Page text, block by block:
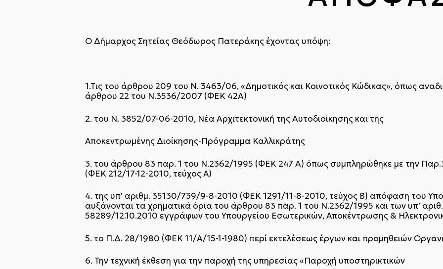
Ο Δήμαρχος Σητείας Θεόδωρος Πατεράκης έχοντας υπόψη:
1.Tις του άρθρου 209 του Ν. 3463/06, «Δημοτικός και Κοινοτικός Κώδικας», όπως
άρθρου 22 του Ν.3536/2007 (ΦΕΚ 42Α)
2. του Ν. 3852/07-06-2010, Νέα Αρχιτεκτονική της Αυτοδιοίκησης και της
Αποκεντρωμένης Διοίκησης-Πρόγραμμα Καλλικράτης
3. του άρθρου 83 παρ. 1 του Ν.2362/1995 (ΦΕΚ 247 Α) όπως συμπληρώθηκε με την
(ΦΕΚ 212/17-12-2010, τεύχος Α΄)
4. της υπ’ αριθμ. 35130/739/9-8-2010 (ΦΕΚ 1291/11-8-2010, τεύχος Β΄) απόφαση του
αυξάνονται τα χρηματικά όρια του άρθρου 83 παρ. 1 του Ν.2362/1995 και των υπ’
58289/12.10.2010 εγγράφων του Υπουργείου Εσωτερικών, Αποκέντρωσης &
5. το Π.Δ. 28/1980 (ΦΕΚ 11/Α/15-1-1980) περί εκτελέσεως έργων και προμηθειών
6. Την τεχνική έκθεση για την παροχή της υπηρεσίας «Παροχή υποστηρικτικών